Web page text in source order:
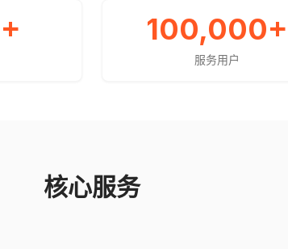
+ 100,000+
服务用户
核心服务